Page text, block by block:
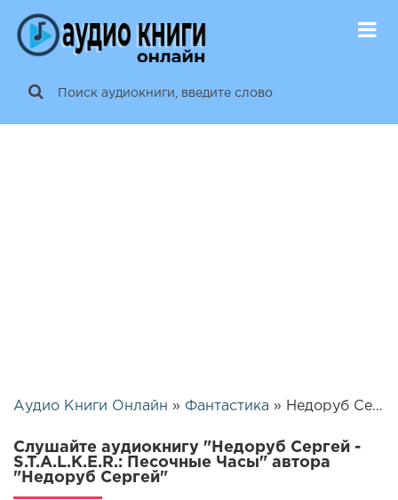
Аудио Книги Онлайн » Фантастика » Недоруб Сергей - S.T.A.L.K.E.R.: Песочные Часы | 10515
Слушайте аудиокнигу "Недоруб Сергей -
S.T.A.L.K.E.R.: Песочные Часы" автора
"Недоруб Сергей"